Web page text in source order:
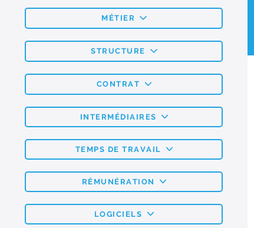
MÉTIER
STRUCTURE
CONTRAT
INTERMÉDIAIRES
TEMPS DE TRAVAIL
RÉMUNÉRATION
LOGICIELS